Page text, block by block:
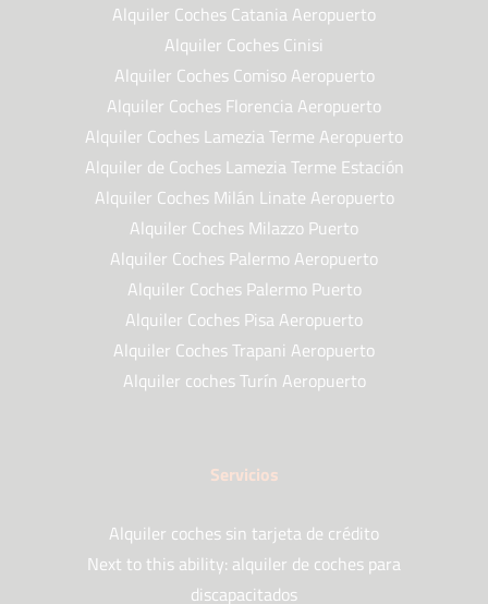
Alquiler Coches Catania Aeropuerto
Alquiler Coches Cinisi
Alquiler Coches Comiso Aeropuerto
Alquiler Coches Florencia Aeropuerto
Alquiler Coches Lamezia Terme Aeropuerto
Alquiler de Coches Lamezia Terme Estación
Alquiler Coches Milán Linate Aeropuerto
Alquiler Coches Milazzo Puerto
Alquiler Coches Palermo Aeropuerto
Alquiler Coches Palermo Puerto
Alquiler Coches Pisa Aeropuerto
Alquiler Coches Trapani Aeropuerto
Alquiler coches Turín Aeropuerto
Servicios
Alquiler coches sin tarjeta de crédito
Next to this ability: alquiler de coches para
discapacitados